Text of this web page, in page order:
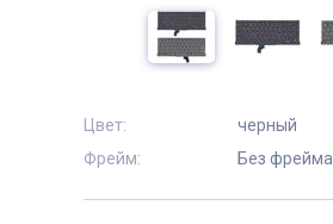
Цвет:
черный
Фрейм:
Без фрейма